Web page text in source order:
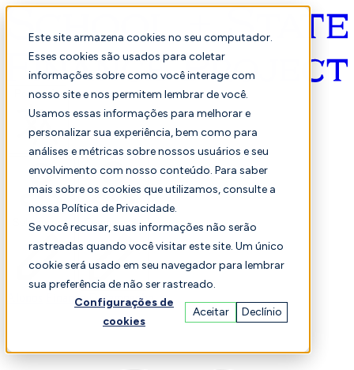
Este site armazena cookies no seu computador.
Esses cookies são usados para coletar
informações sobre como você interage com
nosso site e nos permitem lembrar de você.
Usamos essas informações para melhorar e
personalizar sua experiência, bem como para
análises e métricas sobre nossos usuários e seu
envolvimento com nosso conteúdo. Para saber
mais sobre os cookies que utilizamos, consulte a
nossa Política de Privacidade.
Se você recusar, suas informações não serão
rastreadas quando você visitar este site. Um único
cookie será usado em seu navegador para lembrar
sua preferência de não ser rastreado.
Configurações de
cookies
Aceitar Declínio
Português
Selecionado Comparação
Finança Desempenho